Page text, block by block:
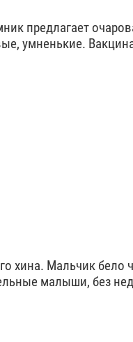
предлагает
умненькие.
хина. Мальчик бело
малыши, без